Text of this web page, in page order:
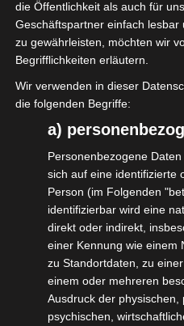
#deutschenjazzunion.
Das Thema des
Statusfesstellung/
Andere
branchenspezifische
am Ende dieselbe
Gemeinsam
Bundesregierung
Im Sinne der
und Kreativwirtschaft
Vielen Dank für die
die Öffentlichkeit als auch für
Geschäftspartner einfach
zu gewährleisten, möchten wir
Begrifflichkeiten erläutern.
Wir verwenden in dieser
die folgenden Begriffe:
a)
Personenbezogene
sich auf eine identifizierte
Person (im Folgenden
identifizierbar wird eine
direkt oder indirekt,
einer Kennung wie einem
zu Standortdaten, zu
einem oder mehreren
Ausdruck der physischen,
psychischen,